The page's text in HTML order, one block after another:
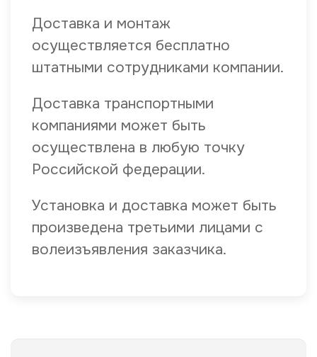
Доставка и монтаж
осуществляется бесплатно
штатными сотрудниками компании.
Доставка транспортными
компаниями может быть
осуществлена в любую точку
Российской федерации.
Установка и доставка может быть
произведена третьими лицами с
волеизъявления заказчика.